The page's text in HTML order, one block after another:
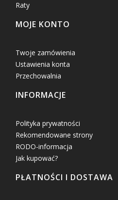
Raty
MOJE KONTO
Twoje zamówienia
Ustawienia konta
Przechowalnia
INFORMACJE
Polityka prywatności
Rekomendowane strony
RODO-informacja
Jak kupować?
PŁATNOŚCI I DOSTAWA